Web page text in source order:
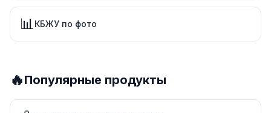
📊КБЖУ по фото
🔥Популярные продукты